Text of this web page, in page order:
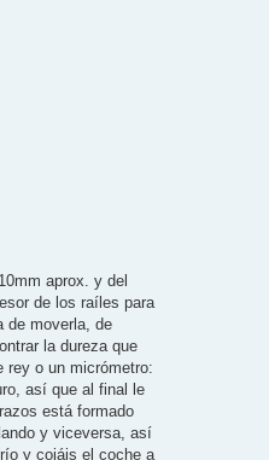
aprox. y del
de los raíles para
de moverla, de
la dureza que
rey o un micrómetro:
así que al final le
está formado
y viceversa, así
y cojáis el coche a